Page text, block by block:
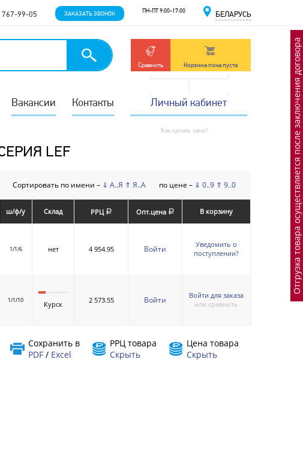
Вакансии Контакты Личный кабинет
767-99-05 ЗАКАЗАТЬ ЗВОНОК ПН-ПТ 9:00-17:00 БЕЛАРУСЬ
Сравнить Корзина пока пуста
Как сделать заказ?
LEF
Сортировать по имени – ⇓ А..Я ⇑ Я..А по цене – ⇓ 0..9 ⇑ 9..0
ш/ф/у Склад РРЦ a Опт.цена a В корзину
1/1/6 нет 4 954.95 Войти
Уведомить о
поступлении?
1/1/10 Курск 2 573.55 Войти
Войти для заказа
или сравнить
Цена товара
Скрыть
РРЦ товара
Скрыть
Сохранить в
PDF / Excel
Отгрузка товара осуществляется после заключения договора